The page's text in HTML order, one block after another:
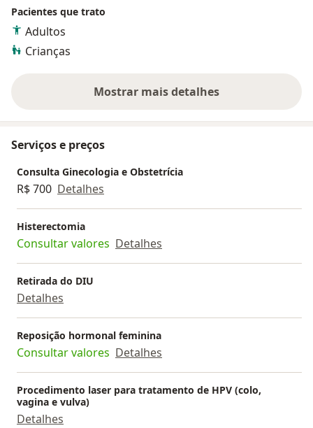
Pacientes que trato
Adultos
Crianças
Mostrar mais detalhes
sobre a experiência
Serviços e preços
Consulta Ginecologia e Obstetrícia
R$ 700 Detalhes
Histerectomia
Consultar valores Detalhes
Retirada do DIU
Detalhes
Reposição hormonal feminina
Consultar valores Detalhes
Procedimento laser para tratamento de HPV (colo,
vagina e vulva)
Detalhes